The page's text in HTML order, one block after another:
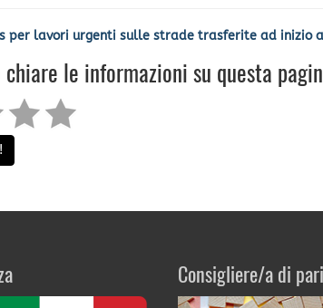
per lavori urgenti sulle strade trasferite ad inizio
chiare le informazioni su questa
Consigliere/a di